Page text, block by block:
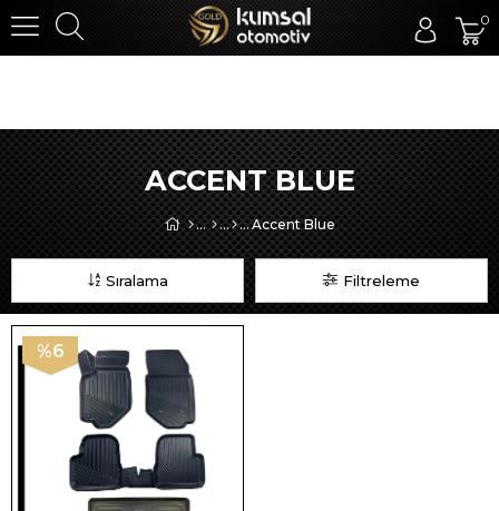
0
ACCENT BLUE
Accent Blue
Filtreleme
Sıralama
%6